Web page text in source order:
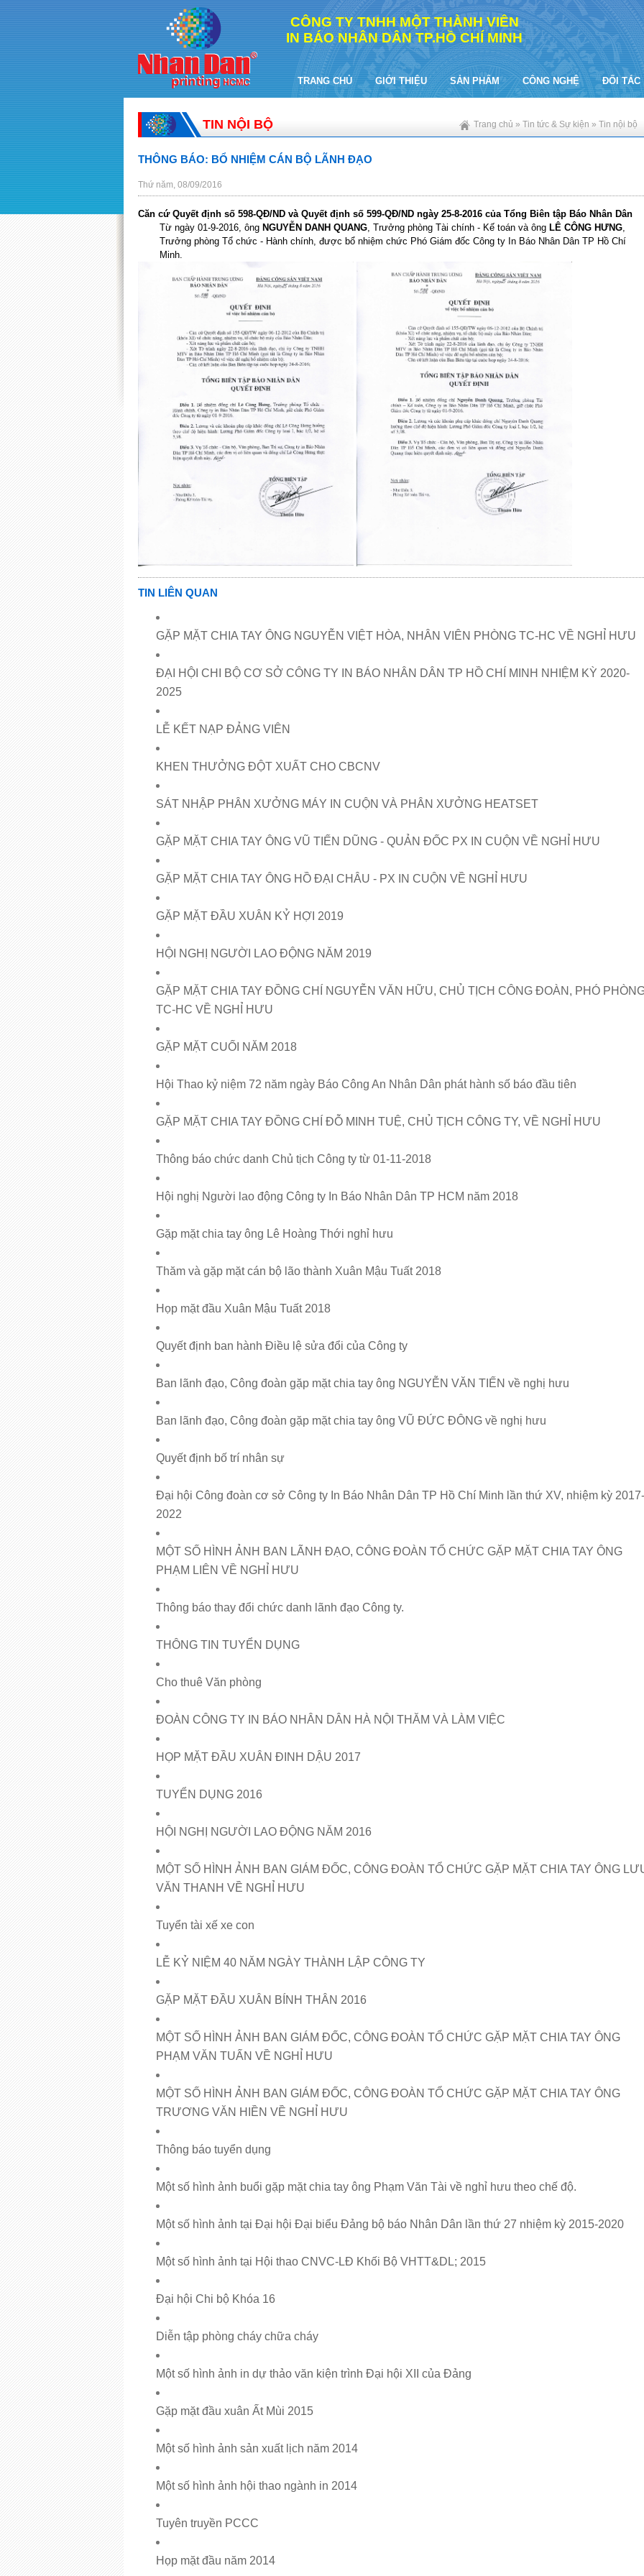
CÔNG TY TNHH MỘT THÀNH VIÊN
IN BÁO NHÂN DÂN TP.HỒ CHÍ MINH
TRANG CHỦ GIỚI THIỆU SẢN PHẨM CÔNG NGHỆ ĐỐI TÁC
TIN NỘI BỘ Trang chủ » Tin tức & Sự kiện » Tin nội bộ
THÔNG BÁO: BỔ NHIỆM CÁN BỘ LÃNH ĐẠO
Thứ năm, 08/09/2016
Căn cứ Quyết định số 598-QĐ/ND và Quyết định số 599-QĐ/ND ngày 25-8-2016 của Tổng Biên tập Báo Nhân Dân
Từ ngày 01-9-2016, ông NGUYỄN DANH QUANG, Trưởng phòng Tài chính - Kế toán và ông LÊ CÔNG HƯNG,
Trưởng phòng Tổ chức - Hành chính, được bổ nhiệm chức Phó Giám đốc Công ty In Báo Nhân Dân TP Hồ Chí
Minh.
TIN LIÊN QUAN
GẶP MẶT CHIA TAY ÔNG NGUYỄN VIỆT HÒA, NHÂN VIÊN PHÒNG TC-HC VỀ NGHỈ HƯU
ĐẠI HỘI CHI BỘ CƠ SỞ CÔNG TY IN BÁO NHÂN DÂN TP HỒ CHÍ MINH NHIỆM KỲ 2020-
2025
LỄ KẾT NẠP ĐẢNG VIÊN
KHEN THƯỞNG ĐỘT XUẤT CHO CBCNV
SÁT NHẬP PHÂN XƯỞNG MÁY IN CUỘN VÀ PHÂN XƯỞNG HEATSET
GẶP MẶT CHIA TAY ÔNG VŨ TIẾN DŨNG - QUẢN ĐỐC PX IN CUỘN VỀ NGHỈ HƯU
GẶP MẶT CHIA TAY ÔNG HỒ ĐẠI CHÂU - PX IN CUỘN VỀ NGHỈ HƯU
GẶP MẶT ĐẦU XUÂN KỶ HỢI 2019
HỘI NGHỊ NGƯỜI LAO ĐỘNG NĂM 2019
GẶP MẶT CHIA TAY ĐỒNG CHÍ NGUYỄN VĂN HỮU, CHỦ TỊCH CÔNG ĐOÀN, PHÓ
TC-HC VỀ NGHỈ HƯU
GẶP MẶT CUỐI NĂM 2018
Hội Thao kỷ niệm 72 năm ngày Báo Công An Nhân Dân phát hành số báo đầu tiên
GẶP MẶT CHIA TAY ĐỒNG CHÍ ĐỖ MINH TUỆ, CHỦ TỊCH CÔNG TY, VỀ NGHỈ HƯU
Thông báo chức danh Chủ tịch Công ty từ 01-11-2018
Hội nghị Người lao động Công ty In Báo Nhân Dân TP HCM năm 2018
Gặp mặt chia tay ông Lê Hoàng Thới nghỉ hưu
Thăm và gặp mặt cán bộ lão thành Xuân Mậu Tuất 2018
Họp mặt đầu Xuân Mậu Tuất 2018
Quyết định ban hành Điều lệ sửa đổi của Công ty
Ban lãnh đạo, Công đoàn gặp mặt chia tay ông NGUYỄN VĂN TIẾN về nghị hưu
Ban lãnh đạo, Công đoàn gặp mặt chia tay ông VŨ ĐỨC ĐÔNG về nghị hưu
Quyết định bố trí nhân sự
Đại hội Công đoàn cơ sở Công ty In Báo Nhân Dân TP Hồ Chí Minh lần thứ XV, nhiệm kỳ 2017-
2022
MỘT SỐ HÌNH ẢNH BAN LÃNH ĐẠO, CÔNG ĐOÀN TỔ CHỨC GẶP MẶT CHIA TAY ÔNG
PHẠM LIÊN VỀ NGHỈ HƯU
Thông báo thay đổi chức danh lãnh đạo Công ty.
THÔNG TIN TUYỂN DỤNG
Cho thuê Văn phòng
ĐOÀN CÔNG TY IN BÁO NHÂN DÂN HÀ NỘI THĂM VÀ LÀM VIỆC
HỌP MẶT ĐẦU XUÂN ĐINH DẬU 2017
TUYỂN DỤNG 2016
HỘI NGHỊ NGƯỜI LAO ĐỘNG NĂM 2016
MỘT SỐ HÌNH ẢNH BAN GIÁM ĐỐC, CÔNG ĐOÀN TỔ CHỨC GẶP MẶT CHIA TAY ÔNG
VĂN THANH VỀ NGHỈ HƯU
Tuyển tài xế xe con
LỄ KỶ NIỆM 40 NĂM NGÀY THÀNH LẬP CÔNG TY
GẶP MẶT ĐẦU XUÂN BÍNH THÂN 2016
MỘT SỐ HÌNH ẢNH BAN GIÁM ĐỐC, CÔNG ĐOÀN TỔ CHỨC GẶP MẶT CHIA TAY ÔNG
PHẠM VĂN TUẤN VỀ NGHỈ HƯU
MỘT SỐ HÌNH ẢNH BAN GIÁM ĐỐC, CÔNG ĐOÀN TỔ CHỨC GẶP MẶT CHIA TAY ÔNG
TRƯƠNG VĂN HIỀN VỀ NGHỈ HƯU
Thông báo tuyển dụng
Một số hình ảnh buổi gặp mặt chia tay ông Phạm Văn Tài về nghỉ hưu theo chế độ.
Một số hình ảnh tại Đại hội Đại biểu Đảng bộ báo Nhân Dân lần thứ 27 nhiệm kỳ 2015-2020
Một số hình ảnh tại Hội thao CNVC-LĐ Khối Bộ VHTT&DL; 2015
Đại hội Chi bộ Khóa 16
Diễn tập phòng cháy chữa cháy
Một số hình ảnh in dự thảo văn kiện trình Đại hội XII của Đảng
Gặp mặt đầu xuân Ất Mùi 2015
Một số hình ảnh sản xuất lịch năm 2014
Một số hình ảnh hội thao ngành in 2014
Tuyên truyền PCCC
Họp mặt đầu năm 2014